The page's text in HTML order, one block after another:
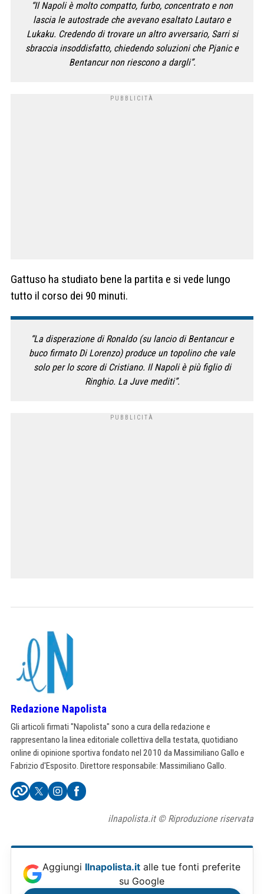
“Il Napoli è molto compatto, furbo, concentrato e non
lascia le autostrade che avevano esaltato Lautaro e
Lukaku. Credendo di trovare un altro avversario, Sarri si
sbraccia insoddisfatto, chiedendo soluzioni che Pjanic e
Bentancur non riescono a dargli”.
Gattuso ha studiato bene la partita e si vede lungo
tutto il corso dei 90 minuti.
“La disperazione di Ronaldo (su lancio di Bentancur e
buco firmato Di Lorenzo) produce un topolino che vale
solo per lo score di Cristiano. Il Napoli è più figlio di
Ringhio. La Juve mediti”.
Redazione Napolista
Gli articoli firmati "Napolista" sono a cura della redazione e
rappresentano la linea editoriale collettiva della testata, quotidiano
online di opinione sportiva fondato nel 2010 da Massimiliano Gallo e
Fabrizio d'Esposito. Direttore responsabile: Massimiliano Gallo.
ilnapolista.it © Riproduzione riservata
Aggiungi Ilnapolista.it alle tue fonti preferite
su Google